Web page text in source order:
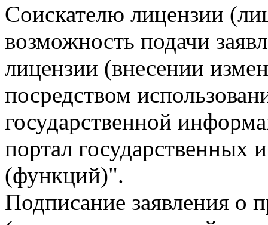
Соискателю лицензии
возможность подачи
лицензии (внесении
посредством
государственной
портал государственных
(функций)".
Подписание заявления о